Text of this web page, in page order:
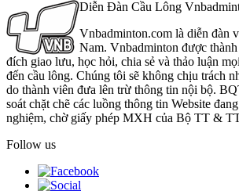
Diễn Đàn Cầu Lông
Vnbadminton.com là diễn đàn
Nam. Vnbadminton được
đích giao lưu, học hỏi, chia sẻ và thảo luận
đến cầu lông. Chúng tôi sẽ không chịu trách
do thành viên đưa lên trừ thông tin nội bộ.
soát chặt chẽ các luồng thông tin Website
nghiệm, chờ giấy phép MXH của Bộ TT &
Follow us